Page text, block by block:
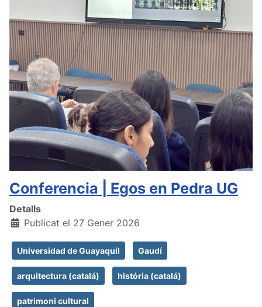
Conferencia | Egos en Pedra UG
Detalls
Publicat el 27 Gener 2026
Universidad de Guayaquil Gaudí
arquitectura (catalá) história (catalá)
patrimoni cultural